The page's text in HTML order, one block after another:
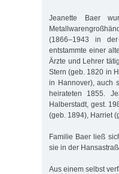
Jeanette Baer
(1866–1943 in
entstammte einer
Ärzte und Lehrer
Stern (geb. 1820 in
in Hannover), auch
heirateten 1855.
Halberstadt, gest.
(geb. 1894), Harriet
Familie Baer ließ
sie in der
Aus einem selbst